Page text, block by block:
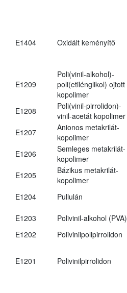
E1404 Oxidált keményítő
E1209
Poli(vinil-alkohol)-
poli(etilénglikol) ojtott
kopolimer
E1208
Poli(vinil-pirrolidon)-
vinil-acetát kopolimer
E1207
Anionos metakrilát-
kopolimer
E1206
Semleges metakrilát-
kopolimer
E1205
Bázikus metakrilát-
kopolimer
E1204 Pullulán
E1203
Polivinil-alkohol (PVA)
E1202
Polivinilpolipirrolidon
E1201 Polivinilpirrolidon